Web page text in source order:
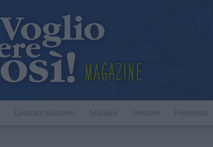
Magazine
Lavorare all’estero Studiare Investire Pensionati